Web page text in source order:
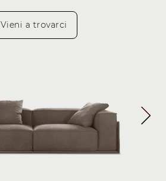
Vieni a trovarci